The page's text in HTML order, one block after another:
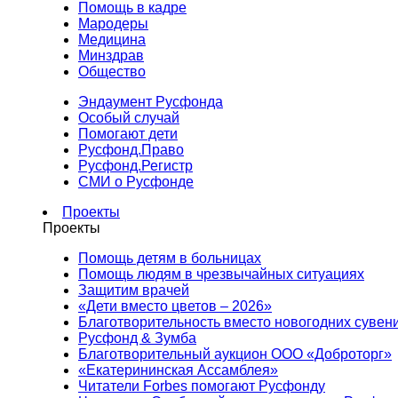
Помощь в кадре
Мародеры
Медицина
Минздрав
Общество
Эндаумент Русфонда
Особый случай
Помогают дети
Русфонд.Право
Русфонд.Регистр
СМИ о Русфонде
Проекты
Проекты
Помощь детям в больницах
Помощь людям в чрезвычайных ситуациях
Защитим врачей
«Дети вместо цветов – 2026»
Благотворительность вместо новогодних
Русфонд & Зумба
Благотворительный аукцион ООО «Доброторг»
«Екатерининская Ассамблея»
Читатели Forbes помогают Русфонду